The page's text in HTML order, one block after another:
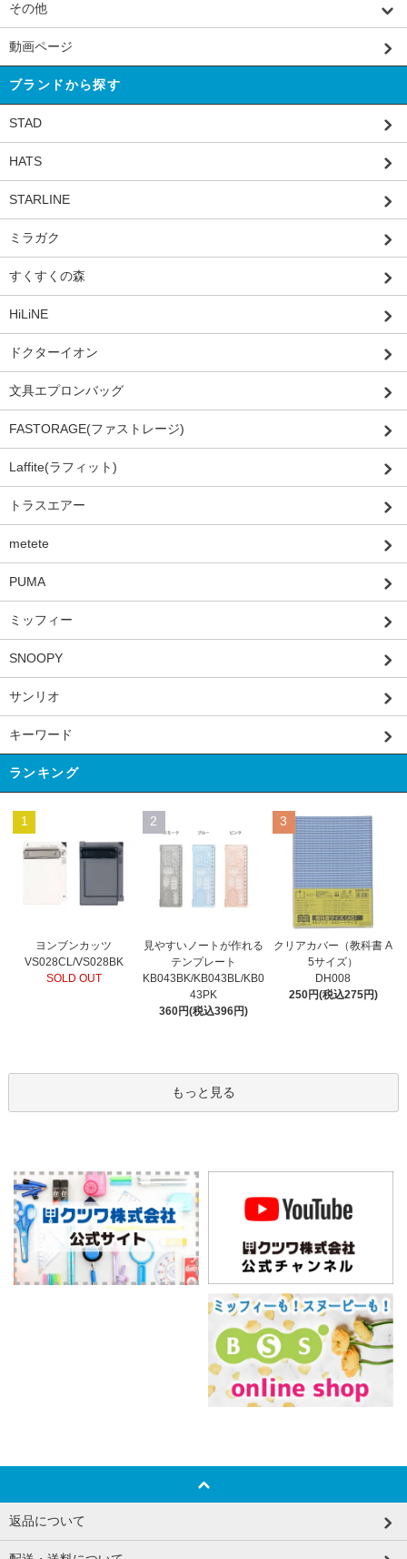
その他
動画ページ
ブランドから探す
STAD
HATS
STARLINE
ミラガク
すくすくの森
HiLiNE
ドクターイオン
文具エプロンバッグ
FASTORAGE(ファストレージ)
Laffite(ラフィット)
トラスエアー
metete
PUMA
ミッフィー
SNOOPY
サンリオ
キーワード
ランキング
1
ヨンブンカッツ
VS028CL/VS028BK
SOLD OUT
2
見やすいノートが作れる
テンプレート
KB043BK/KB043BL/KB0
43PK
360円(税込396円)
3
クリアカバー（教科書 A
5サイズ）
DH008
250円(税込275円)
もっと見る
返品について